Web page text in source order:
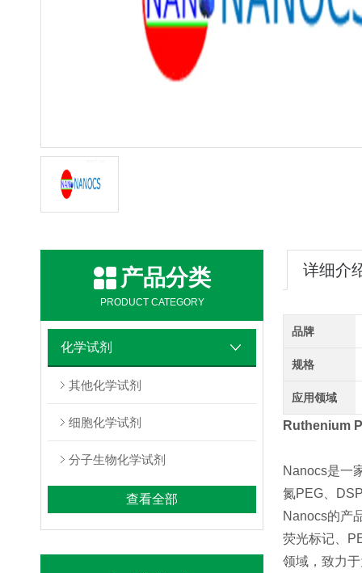
产品分类
PRODUCT CATEGORY
化学试剂
其他化学试剂
细胞化学试剂
分子生物化学试剂
查看全部
详细介
品牌
规格
应用领域
Ruthenium
Nanocs是一
氮PEG、
Nanocs的产
荧光标记、
领域，致力